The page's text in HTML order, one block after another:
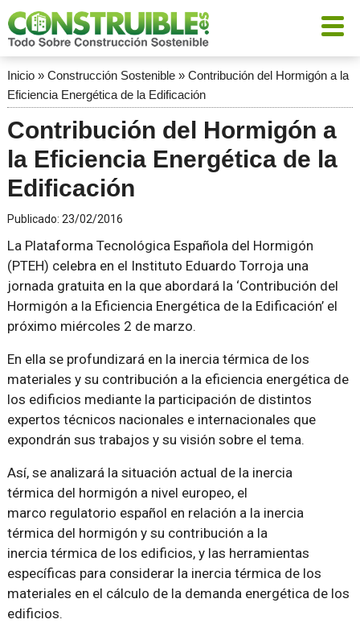
Inicio» Construcción Sostenible» Contribución del Hormigón a la
Eficiencia Energética de la Edificación
Contribución del Hormigón a
la Eficiencia Energética de la
Edificación
Publicado: 23/02/2016
La Plataforma Tecnológica Española del Hormigón
(PTEH) celebra en el Instituto Eduardo Torroja una
jornada gratuita en la que abordará la ‘Contribución del
Hormigón a la Eficiencia Energética de la Edificación’ el
próximo miércoles 2 de marzo.
En ella se profundizará en la inercia térmica de los
materiales y su contribución a la eficiencia energética de
los edificios mediante la participación de distintos
expertos técnicos nacionales e internacionales que
expondrán sus trabajos y su visión sobre el tema.
Así, se analizará la situación actual de la inercia
térmica del hormigón a nivel europeo, el
marco regulatorio español en relación a la inercia
térmica del hormigón y su contribución a la
inercia térmica de los edificios, y las herramientas
específicas para considerar la inercia térmica de los
materiales en el cálculo de la demanda energética de los
edificios.